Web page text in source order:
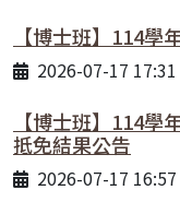
【博士班】114
2026-07-17 17:31
【博士班】114
抵免結果公告
2026-07-17 16:57